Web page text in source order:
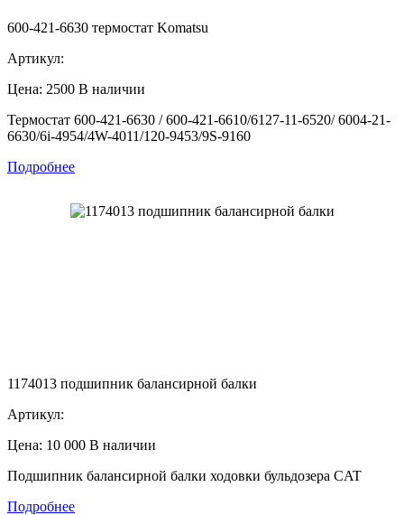
600-421-6630 термостат Komatsu
Артикул:
Цена: 2500 В наличии
Термостат 600-421-6630 / 600-421-6610/6127-11-6520/ 6004-21-
6630/6i-4954/4W-4011/120-9453/9S-9160
Подробнее
1174013 подшипник балансирной балки
Артикул:
Цена: 10 000 В наличии
Подшипник балансирной балки ходовки бульдозера CAT
Подробнее